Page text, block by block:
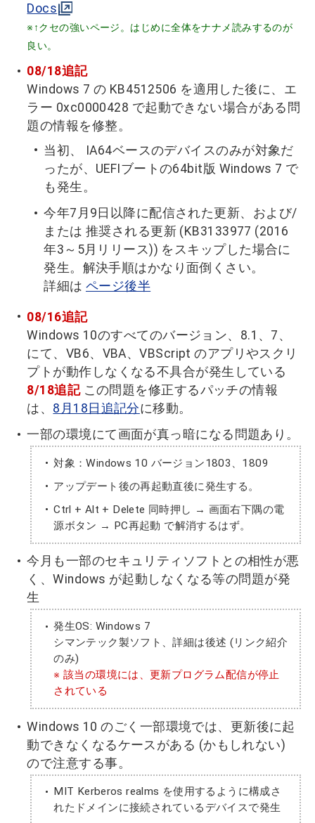
Docs
※↑クセの強いページ。はじめに全体をナナメ読みするのが
良い。
08/18追記
Windows 7 の KB4512506 を適用した後に、エ
ラー 0xc0000428 で起動できない場合がある問
題の情報を修整。
当初、 IA64ベースのデバイスのみが対象だ
ったが、UEFIブートの64bit版 Windows 7 で
も発生。
今年7月9日以降に配信された更新、および/
または 推奨される更新 (KB3133977 (2016
年3～5月リリース)) をスキップした場合に
発生。解決手順はかなり面倒くさい。
詳細は ページ後半
08/16追記
Windows 10のすべてのバージョン、8.1、7、
にて、VB6、VBA、VBScript のアプリやスクリ
プトが動作しなくなる不具合が発生している
8/18追記この問題を修正するパッチの情報
は、 8月18日追記分に移動。
一部の環境にて画面が真っ暗になる問題あり。
対象：Windows 10 バージョン1803、1809
アップデート後の再起動直後に発生する。
Ctrl + Alt + Delete 同時押し → 画面右下隅の電
源ボタン → PC再起動 で解消するはず。
今月も一部のセキュリティソフトとの相性が悪
く、Windows が起動しなくなる等の問題が発
生
発生OS: Windows 7
シマンテック製ソフト、詳細は後述 (リンク紹介
のみ)
※ 該当の環境には、更新プログラム配信が停止
されている
Windows 10 のごく一部環境では、更新後に起
動できなくなるケースがある (かもしれない)
ので注意する事。
MIT Kerberos realms を使用するように構成さ
れたドメインに接続されているデバイスで発生